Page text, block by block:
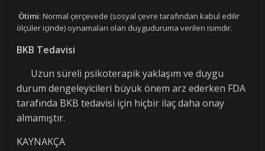
Ötimi: Normal çerçevede (sosyal çevre tarafından kabul edilir
ölçüler içinde) oynamaları olan duyguduruma verilen isimdir.
BKB Tedavisi
Uzun süreli psikoterapik yaklaşım ve duygu
durum dengeleyicileri büyük önem arz ederken FDA
tarafında BKB tedavisi için hiçbir ilaç daha onay
almamıştır.
KAYNAKÇA